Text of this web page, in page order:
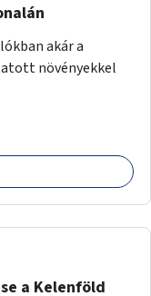
akár a
növényekkel
a Kelenföld